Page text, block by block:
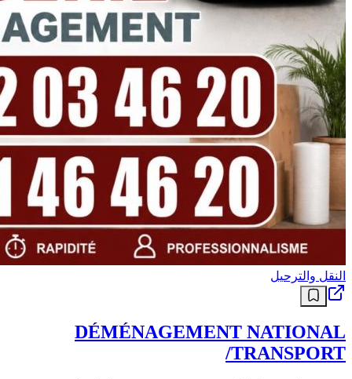
النقل والترحيل
DÉMÉNAGEMENT NATIONAL
/TRANSPORT